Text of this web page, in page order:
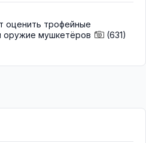
оценить трофейные
оружие мушкетёров
(631)